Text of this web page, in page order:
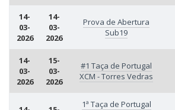
14-
03-
2026
14-
03-
2026
Prova de Abertura
Sub19
14-
03-
2026
15-
03-
2026
#1 Taça de Portugal
XCM - Torres Vedras
1ª Taça de Portugal